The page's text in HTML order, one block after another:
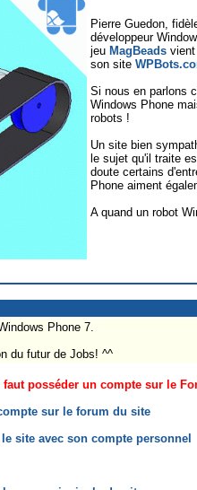
Pierre Guedon,
développeur
jeu MagBeads
son site
Si nous en parlons
Windows Phone
robots !
Un site bien
le sujet qu'il traite
doute certains
Phone aiment
A quand un robot
Phone 7.
du futur de Jobs! ^^
posséder un compte sur le
sur le forum du site
site avec son compte personnel